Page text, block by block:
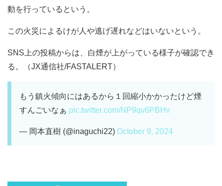
動を行っているという。
この火災によるけが人や逃げ遅れなどはいないという。
SNS上の投稿からは、白煙が上がっている様子が確認でき
る。（JX通信社/FASTALERT）
もう鎮火傾向にはあるから１回縮小かかったけど煙
すんごいなぁ pic.twitter.com/NP9qv6PBHv
— 岡本直樹 (@inaguchi22) October 9, 2024